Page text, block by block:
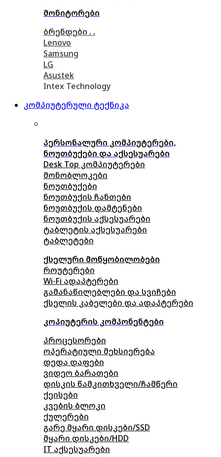
მონიტორები
ბრენდები . .
Lenovo
Samsung
LG
Asustek
Intex Technology
კომპიუტერული ტექნიკა
პერსონალური კომპიუტერები,
ნოუთბუქები და აქსესუარები
Desk Top კომპიუტერები
მონობლოკები
ნოუთბუქები
ნოუთბუქის ჩანთები
ნოუთბუქის დამტენები
ნოუთბუქის აქსესუარები
ტაბლეტის აქსესუარები
ტაბლეტები
ქსელური მოწყობილობები
როუტერები
Wi-Fi ადაპტერები
გამანაწილებლები და სვიჩები
ქსელის კაბელები და ადაპტერები
კოპიუტერის კომპონენტები
პროცესორები
ოპერატიული მეხსიერება
დედა დაფები
ვიდეო ბარათები
დისკის წამკითხველი/ჩამწერი
ქეისები
კვების ბლოკი
ქულერები
გარე მყარი დისკები/SSD
მყარი დისკები/HDD
IT აქსესუარები